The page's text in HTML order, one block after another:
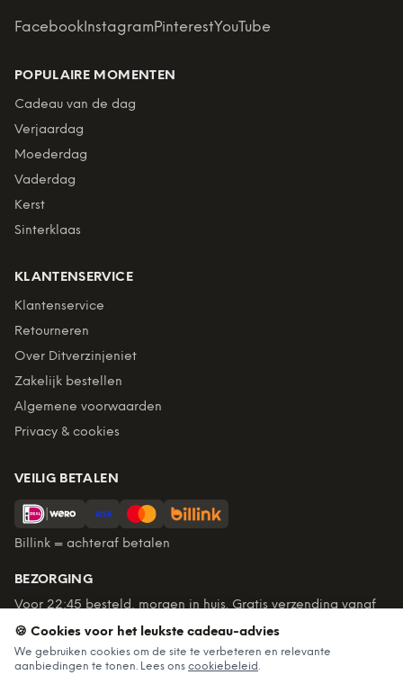
Facebook InstagramPinterestYouTube
POPULAIRE MOMENTEN
Cadeau van de dag
Verjaardag
Moederdag
Vaderdag
Kerst
Sinterklaas
KLANTENSERVICE
Klantenservice
Retourneren
Over Ditverzinjeniet
Zakelijk bestellen
Algemene voorwaarden
Privacy & cookies
VEILIG BETALEN
Billink = achteraf betalen
BEZORGING
Voor 22:45 besteld, morgen in huis. Gratis verzending vanaf
€60. Tot 365 dagen retourneren.
★ 4,7/5 uit 6.234beoordelingen
🍪 Cookies voor het leukste cadeau-advies
We gebruiken cookies om de site te verbeteren en relevante
aanbiedingen te tonen. Lees ons cookiebeleid.